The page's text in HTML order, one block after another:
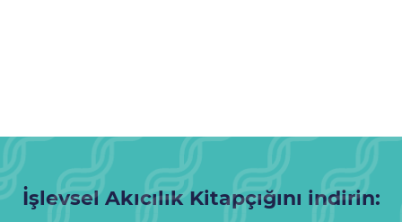
İşlevsel Akıcılık Kitapçığını indirin: